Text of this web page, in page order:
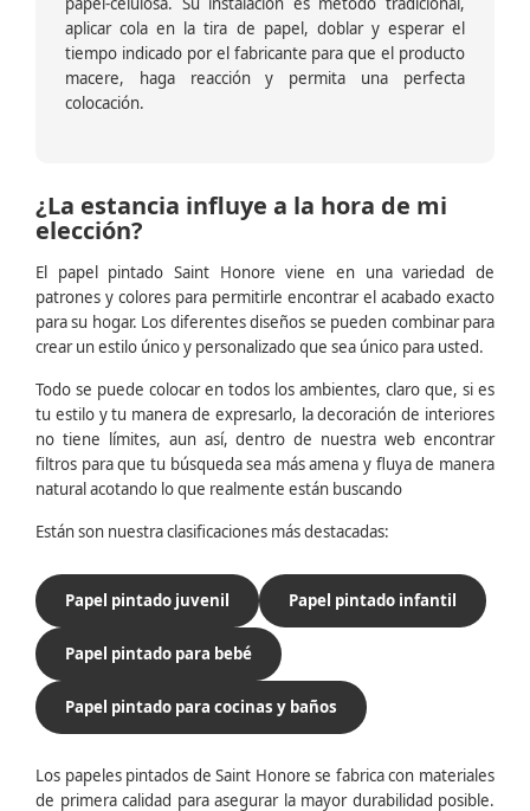
aplicar cola en la tira de papel, doblar y esperar el
tiempo indicado por el fabricante para que el producto
macere, haga reacción y permita una perfecta
colocación.
¿La estancia influye a la hora de mi
elección?
El papel pintado Saint Honore viene en una variedad de
patrones y colores para permitirle encontrar el acabado exacto
para su hogar. Los diferentes diseños se pueden combinar para
crear un estilo único y personalizado que sea único para usted.
Todo se puede colocar en todos los ambientes, claro que, si es
tu estilo y tu manera de expresarlo, la decoración de interiores
no tiene límites, aun así, dentro de nuestra web encontrar
filtros para que tu búsqueda sea más amena y fluya de manera
natural acotando lo que realmente están buscando
Están son nuestra clasificaciones más destacadas:
Papel pintado juvenil Papel pintado infantil
Papel pintado para bebé
Papel pintado para cocinas y baños
Los papeles pintados de Saint Honore se fabrica con materiales
de primera calidad para asegurar la mayor durabilidad posible.